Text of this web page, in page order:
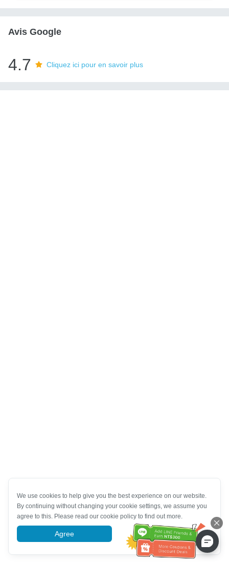
Avis Google
4.7 Cliquez ici pour en savoir plus
We use cookies to help give you the best experience on our website.
By continuing without changing your cookie settings, we assume you
agree to this. Please read our cookie policy to find out more.
Agree More information